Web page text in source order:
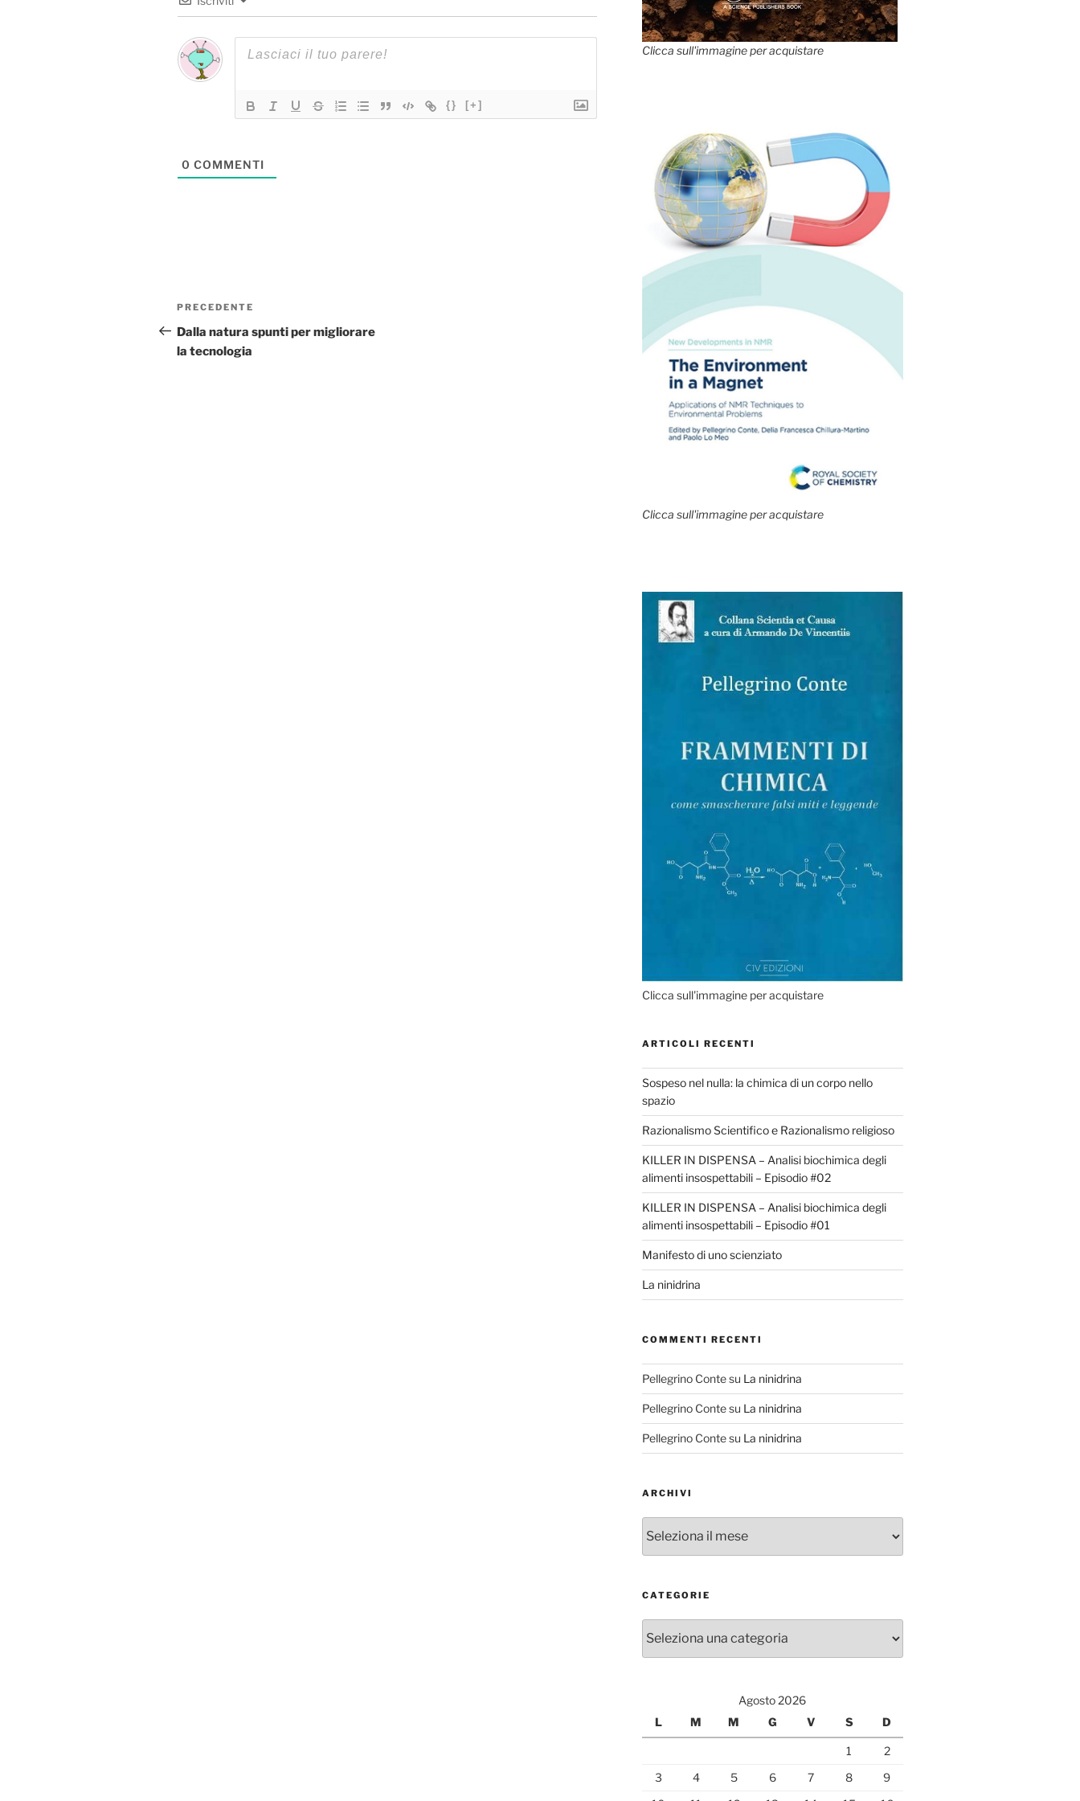
{} [+]
0 COMMENTI
Navigazione
articoli
Articolo
precedente:
PRECEDENTE
Dalla natura spunti per migliorare
la tecnologia
Clicca sull'immagine per acquistare
Clicca sull'immagine per acquistare
Clicca sull'immagine per acquistare
ARTICOLI RECENTI
Sospeso nel nulla: la chimica di un corpo nello
spazio
Razionalismo Scientifico e Razionalismo religioso
KILLER IN DISPENSA – Analisi biochimica degli
alimenti insospettabili – Episodio #02
KILLER IN DISPENSA – Analisi biochimica degli
alimenti insospettabili – Episodio #01
Manifesto di uno scienziato
La ninidrina
COMMENTI RECENTI
Pellegrino Contesu La ninidrina
Pellegrino Contesu La ninidrina
Pellegrino Contesu La ninidrina
ARCHIVI
CATEGORIE
Agosto 2026
L
M M G V S D
1
2
3
4 5 6 7 8
9